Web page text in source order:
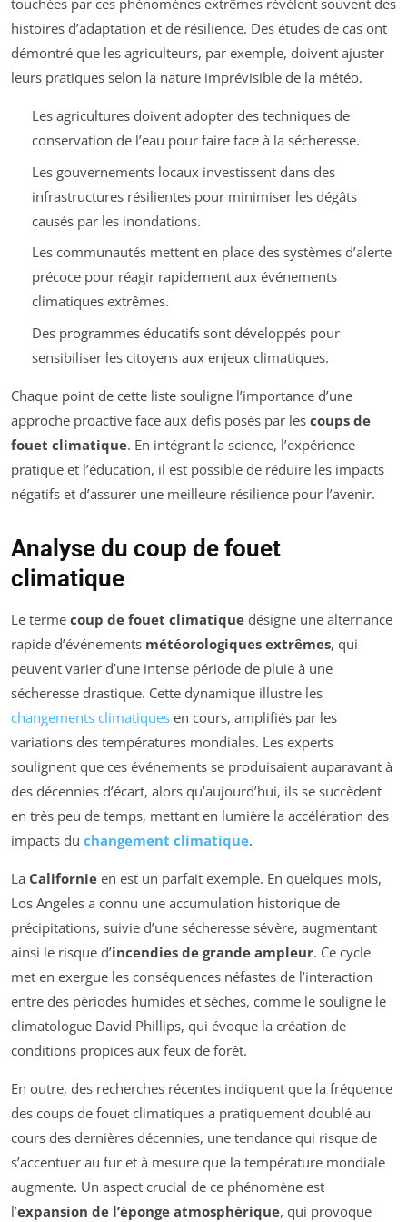
touchées par ces phénomènes extrêmes révèlent souvent des
histoires d’adaptation et de résilience. Des études de cas ont
démontré que les agriculteurs, par exemple, doivent ajuster
leurs pratiques selon la nature imprévisible de la météo.
Les agricultures doivent adopter des techniques de
conservation de l’eau pour faire face à la sécheresse.
Les gouvernements locaux investissent dans des
infrastructures résilientes pour minimiser les dégâts
causés par les inondations.
Les communautés mettent en place des systèmes d’alerte
précoce pour réagir rapidement aux événements
climatiques extrêmes.
Des programmes éducatifs sont développés pour
sensibiliser les citoyens aux enjeux climatiques.
Chaque point de cette liste souligne l’importance d’une
approche proactive face aux défis posés par les coups de
fouet climatique. En intégrant la science, l’expérience
pratique et l’éducation, il est possible de réduire les impacts
négatifs et d’assurer une meilleure résilience pour l’avenir.
Analyse du coup de fouet
climatique
Le terme coup de fouet climatique désigne une alternance
rapide d’événements météorologiques extrêmes, qui
peuvent varier d’une intense période de pluie à une
sécheresse drastique. Cette dynamique illustre les
changements climatiques en cours, amplifiés par les
variations des températures mondiales. Les experts
soulignent que ces événements se produisaient auparavant à
des décennies d’écart, alors qu’aujourd’hui, ils se succèdent
en très peu de temps, mettant en lumière la accélération des
impacts du changement climatique.
La Californie en est un parfait exemple. En quelques mois,
Los Angeles a connu une accumulation historique de
précipitations, suivie d’une sécheresse sévère, augmentant
ainsi le risque d’incendies de grande ampleur. Ce cycle
met en exergue les conséquences néfastes de l’interaction
entre des périodes humides et sèches, comme le souligne le
climatologue David Phillips, qui évoque la création de
conditions propices aux feux de forêt.
En outre, des recherches récentes indiquent que la fréquence
des coups de fouet climatiques a pratiquement doublé au
cours des dernières décennies, une tendance qui risque de
s’accentuer au fur et à mesure que la température mondiale
augmente. Un aspect crucial de ce phénomène est
l’expansion de l’éponge atmosphérique, qui provoque